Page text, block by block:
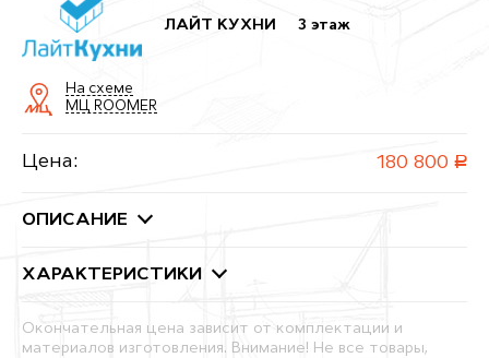
ЛАЙТ КУХНИ 3 этаж
На схеме
МЦ ROOMER
Цена: 180 800 руб.
ОПИСАНИЕ
ХАРАКТЕРИСТИКИ
Окончательная цена зависит от комплектации и
материалов изготовления. Внимание! Не все товары,